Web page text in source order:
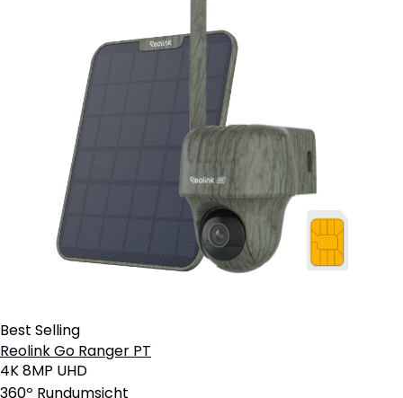
Best Selling
Reolink Go Ranger PT
4K 8MP UHD
360º Rundumsicht